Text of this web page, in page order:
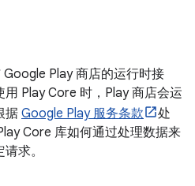
Play 商店的运行时接
Play Core 时，Play 商店会运
据 Google Play 服务条款
处
Core 库如何通过处理数据来
求。